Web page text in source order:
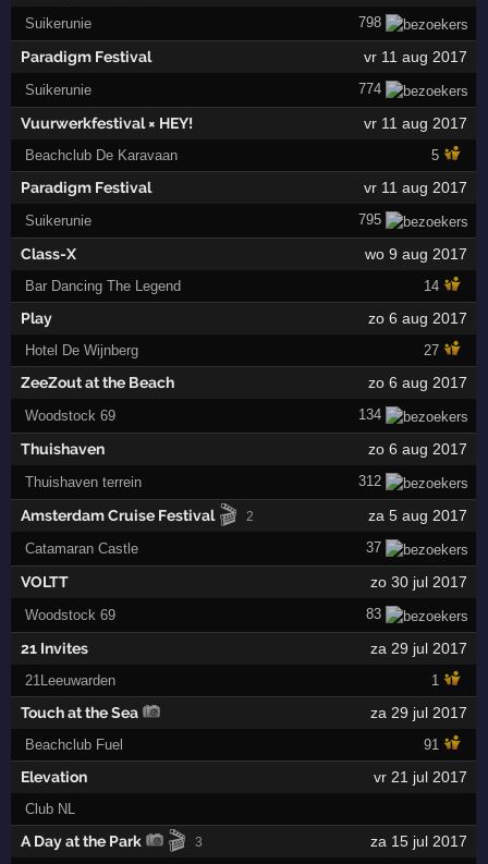
Suikerunie 798
Paradigm Festival vr 11 aug 2017
Suikerunie 774
Vuurwerkfestival × HEY! vr 11 aug 2017
Beachclub De Karavaan 5
Paradigm Festival vr 11 aug 2017
Suikerunie 795
Class-X wo 9 aug 2017
Bar Dancing The Legend 14
Play zo 6 aug 2017
Hotel De Wijnberg 27
ZeeZout at the Beach zo 6 aug 2017
Woodstock 69 134
Thuishaven zo 6 aug 2017
Thuishaven terrein 312
Amsterdam Cruise Festival 🎬 2 za 5 aug 2017
Catamaran Castle 37
VOLTT zo 30 jul 2017
Woodstock 69 83
21 Invites za 29 jul 2017
21Leeuwarden 1
Touch at the Sea za 29 jul 2017
Beachclub Fuel 91
Elevation vr 21 jul 2017
Club NL
A Day at the Park 🎬 3 za 15 jul 2017